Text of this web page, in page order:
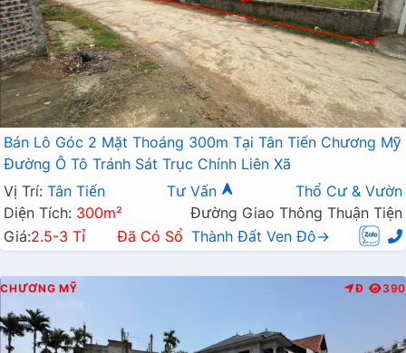
Bán Lô Góc 2 Mặt Thoáng 300m Tại Tân Tiến Chương Mỹ
Đường Ô Tô Tránh Sát Trục Chính Liên Xã
Vị Trí: Tân Tiến Tư Vấn
Thổ Cư & Vườn
Diện Tích: 300m²
Đường Giao Thông Thuận Tiện
Giá:2.5-3 Tỉ Đã Có Sổ Thành Đất Ven Đô→
CHƯƠNG MỸ Đ 390